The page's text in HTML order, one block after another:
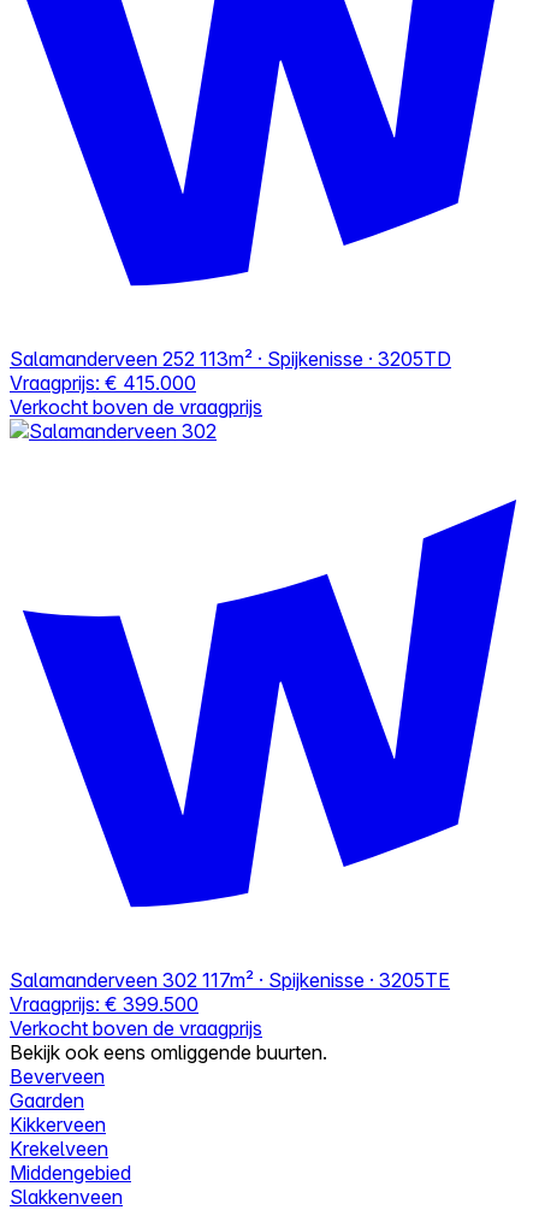
Salamanderveen 252 113m² · Spijkenisse · 3205TD
Vraagprijs: € 415.000
Verkocht boven de vraagprijs
Salamanderveen 302 117m² · Spijkenisse · 3205TE
Vraagprijs: € 399.500
Verkocht boven de vraagprijs
Bekijk ook eens omliggende buurten.
Beverveen
Gaarden
Kikkerveen
Krekelveen
Middengebied
Slakkenveen